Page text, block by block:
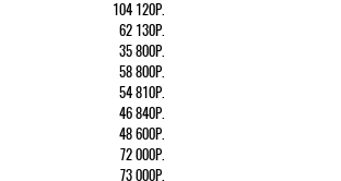
104 120Р.
62 130Р.
35 800Р.
58 800Р.
54 810Р.
46 840Р.
48 600Р.
72 000Р.
73 000Р.